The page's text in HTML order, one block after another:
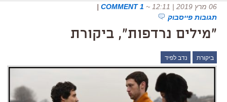
06 מרץ 2019 | 12:11 ~
1 COMMENT
|
תגובות פייסבוק
"מילים נרדפות", ביקורת
ביקורת נדב לפיד